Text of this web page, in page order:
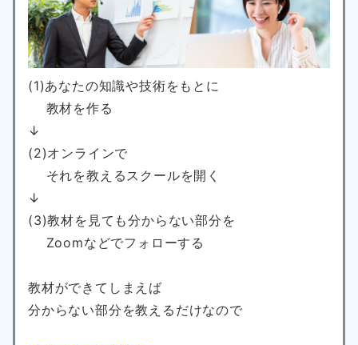
(1)あなたの知識や技術をもとに
教材を作る
↓
(2)オンラインで
それを教えるスクールを開く
↓
(3)教材を見ても分からない部分を
Zoomなどでフォローする
教材ができてしまえば
分からない部分を教えるだけなので